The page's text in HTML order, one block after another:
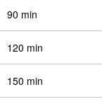
90 min
120 min
150 min